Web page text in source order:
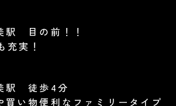
駅 目の前！！
充実！
駅 徒歩4分
買い物便利なファミリータイプ